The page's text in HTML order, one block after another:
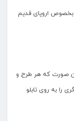
بخصوص اروپای قدیم
صورت که هر طرح و
را به روی تابلو